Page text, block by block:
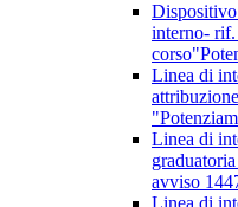
interno-
Linea di
Linea di
avviso